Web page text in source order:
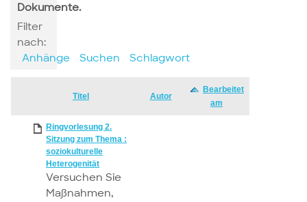
Dokumente.
Filter
nach:
Anhänge
Suchen Schlagwort
Titel Autor
Bearbeitet
am
Ringvorlesung 2.
Sitzung zum Thema :
soziokulturelle
Heterogenität
Versuchen Sie
Maßnahmen,